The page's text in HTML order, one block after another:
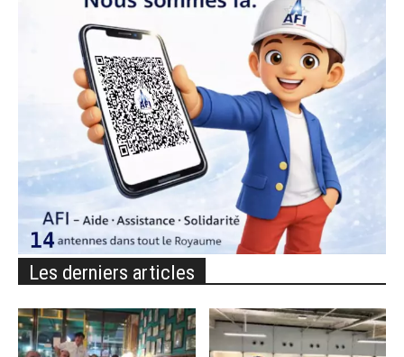
Les derniers articles